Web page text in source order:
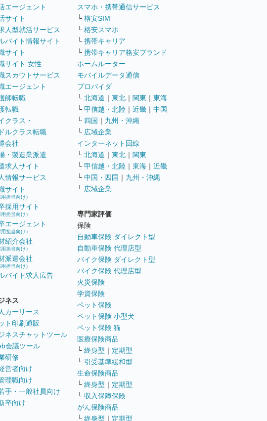
エージェント
サイト
人型就活サービス
バイト情報サイト
サイト
サイト 女性
スカウトサービス
エージェント
師転職
転職
クラス・
ルクラス転職
会社
・製造業派遣
求人サイト
情報サービス
サイト
用担当向け）
採用サイト
用担当向け）
エージェント
用担当向け）
紹介会社
用担当向け）
派遣会社
用担当向け）
バイト求人広告
ネス
カーリース
ト印刷通販
ネスチャットツール
会議ツール
研修
営者向け
理職向け
手・一般社員向け
卒向け
スマホ・携帯通信サービス
└ 格安SIM
└ 格安スマホ
└ 携帯キャリア
└ 携帯キャリア格安ブランド
ホームルーター
モバイルデータ通信
プロバイダ
└ 北海道 ｜ 東北 ｜ 関東 ｜ 東海
└ 甲信越・北陸 ｜ 近畿 ｜ 中国
└ 四国 ｜ 九州・沖縄
└ 広域企業
インターネット回線
└ 北海道 ｜ 東北 ｜ 関東
└ 甲信越・北陸 ｜ 東海 ｜ 近畿
└ 中国・四国 ｜ 九州・沖縄
└ 広域企業
専門家評価
保険
自動車保険 ダイレクト型
自動車保険 代理店型
バイク保険 ダイレクト型
バイク保険 代理店型
火災保険
学資保険
ペット保険
ペット保険 小型犬
ペット保険 猫
医療保険商品
└ 終身型 ｜ 定期型
└ 引受基準緩和型
生命保険商品
└ 終身型 ｜ 定期型
└ 収入保障保険
がん保険商品
└ 終身型 ｜ 定期型